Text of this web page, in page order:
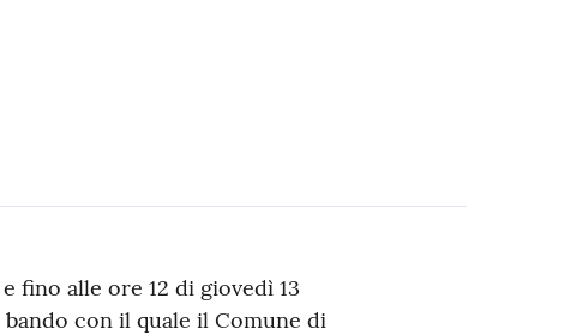
fino alle ore 12 di giovedì 13
con il quale il Comune di